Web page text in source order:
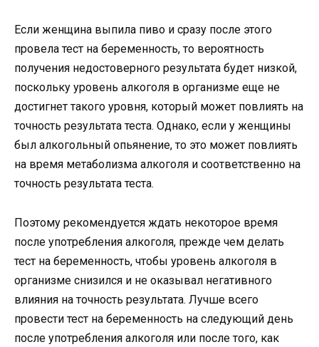
Если женщина выпила пиво и сразу после этого
провела тест на беременность, то вероятность
получения недостоверного результата будет низкой,
поскольку уровень алкоголя в организме еще не
достигнет такого уровня, который может повлиять на
точность результата теста. Однако, если у женщины
был алкогольный опьянение, то это может повлиять
на время метаболизма алкоголя и соответственно на
точность результата теста.
Поэтому рекомендуется ждать некоторое время
после употребления алкоголя, прежде чем делать
тест на беременность, чтобы уровень алкоголя в
организме снизился и не оказывал негативного
влияния на точность результата. Лучше всего
провести тест на беременность на следующий день
после употребления алкоголя или после того, как